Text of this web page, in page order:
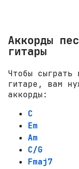
Аккорды
гитары
Чтобы сыграть
гитаре, вам
аккорды:
C
Em
Am
C/G
Fmaj7